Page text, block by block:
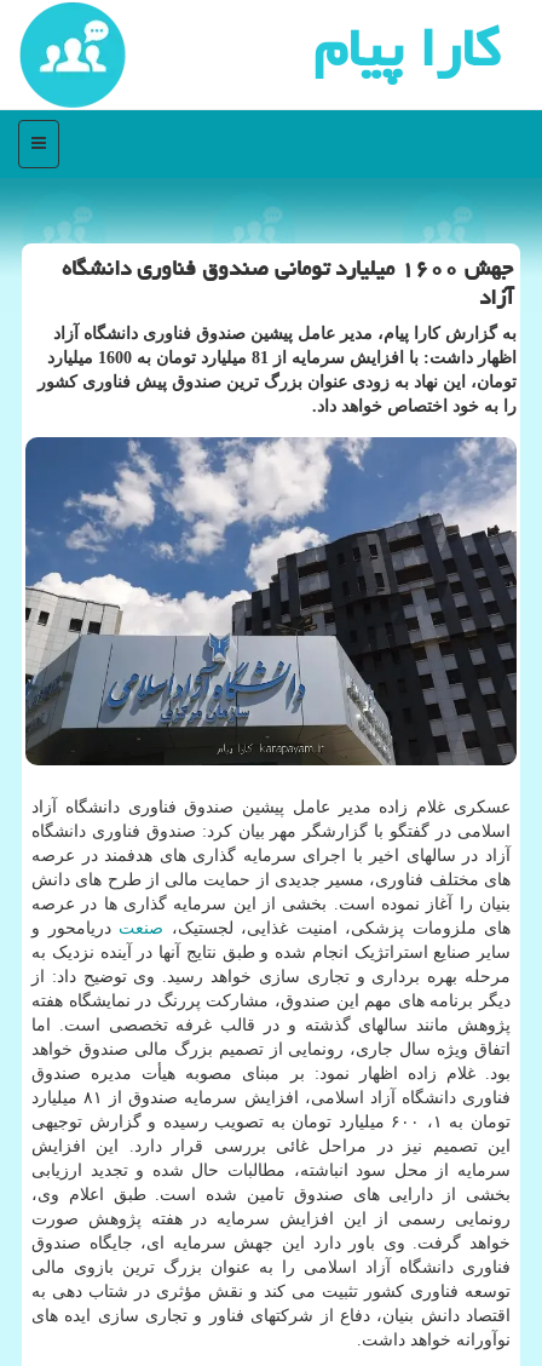
كارا پیام
منو
جهش ۱۶۰۰ میلیارد تومانی صندوق فناوری دانشگاه
آزاد
به گزارش کارا پیام، مدیر عامل پیشین صندوق فناوری دانشگاه آزاد
اظهار داشت: با افزایش سرمایه از 81 میلیارد تومان به 1600 میلیارد
تومان، این نهاد به زودی عنوان بزرگ ترین صندوق پیش فناوری کشور
را به خود اختصاص خواهد داد.
عسکری غلام زاده مدیر عامل پیشین صندوق فناوری دانشگاه آزاد
اسلامی در گفتگو با گزارشگر مهر بیان کرد: صندوق فناوری دانشگاه
آزاد در سالهای اخیر با اجرای سرمایه گذاری های هدفمند در عرصه
های مختلف فناوری، مسیر جدیدی از حمایت مالی از طرح های دانش
بنیان را آغاز نموده است. بخشی از این سرمایه گذاری ها در عرصه
های ملزومات پزشکی، امنیت غذایی، لجستیک، صنعت دریامحور و
سایر صنایع استراتژیک انجام شده و طبق نتایج آنها در آینده نزدیک به
مرحله بهره برداری و تجاری سازی خواهد رسید. وی توضیح داد: از
دیگر برنامه های مهم این صندوق، مشارکت پررنگ در نمایشگاه هفته
پژوهش مانند سالهای گذشته و در قالب غرفه تخصصی است. اما
اتفاق ویژه سال جاری، رونمایی از تصمیم بزرگ مالی صندوق خواهد
بود. غلام زاده اظهار نمود: بر مبنای مصوبه هیأت مدیره صندوق
فناوری دانشگاه آزاد اسلامی، افزایش سرمایه صندوق از ۸۱ میلیارد
تومان به ۱، ۶۰۰ میلیارد تومان به تصویب رسیده و گزارش توجیهی
این تصمیم نیز در مراحل غائی بررسی قرار دارد. این افزایش
سرمایه از محل سود انباشته، مطالبات حال شده و تجدید ارزیابی
بخشی از دارایی های صندوق تامین شده است. طبق اعلام وی،
رونمایی رسمی از این افزایش سرمایه در هفته پژوهش صورت
خواهد گرفت. وی باور دارد این جهش سرمایه ای، جایگاه صندوق
فناوری دانشگاه آزاد اسلامی را به عنوان بزرگ ترین بازوی مالی
توسعه فناوری کشور تثبیت می کند و نقش مؤثری در شتاب دهی به
اقتصاد دانش بنیان، دفاع از شرکتهای فناور و تجاری سازی ایده های
نوآورانه خواهد داشت.